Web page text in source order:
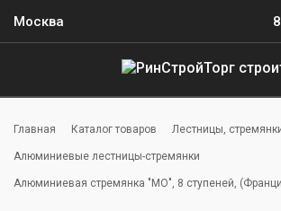
Москва
Главная Каталог товаров Лестницы,
Алюминиевые лестницы-стремянки
Алюминиевая стремянка "MO", 8 ступеней,